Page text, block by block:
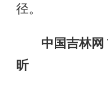
径。
中国吉林网
昕